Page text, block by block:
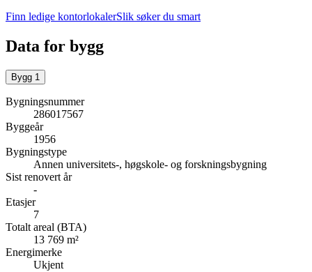
Finn ledige kontorlokalerSlik søker du smart
Data for bygg
Bygg 1
Bygningsnummer
286017567
Byggeår
1956
Bygningstype
Annen universitets-, høgskole- og forskningsbygning
Sist renovert år
-
Etasjer
7
Totalt areal (BTA)
13 769 m²
Energimerke
Ukjent